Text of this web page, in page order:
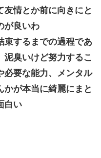
友情とか前に向きにと
が良いわ
束するまでの過程であ
泥臭いけど努力するこ
必要な能力、メンタル
かが本当に綺麗にまと
白い